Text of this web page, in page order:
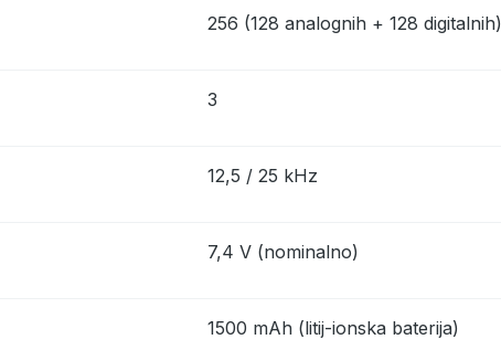
256 (128 analognih + 128 digitalnih)
3
12,5 / 25 kHz
7,4 V (nominalno)
1500 mAh (litij-ionska baterija)